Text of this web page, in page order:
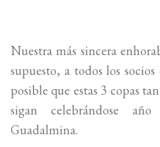
Nuestra más sincera
supuesto, a todos los
posible que estas 3 copas
sigan celebrándose
Guadalmina.